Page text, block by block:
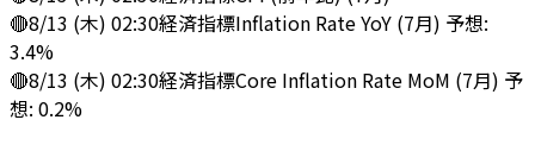
🔴8/13 (木) 02:30経済指標Inflation Rate YoY (7月) 予想:
3.4%
🔴8/13 (木) 02:30経済指標Core Inflation Rate MoM (7月) 予
想: 0.2%